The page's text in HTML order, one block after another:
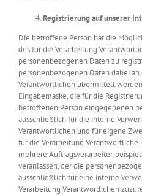
Registrierung auf unserer
Die betroffene Person hat die
des für die Verarbeitung
personenbezogenen Daten zu
personenbezogenen Daten dabei
Verantwortlichen übermittelt
Eingabemaske, die für die
betroffenen Person eingegebenen
ausschließlich für die interne
Verantwortlichen und für eigene
für die Verarbeitung Verantwortliche
mehrere Auftragsverarbeiter,
veranlassen, der die
ausschließlich für eine interne
Verarbeitung Verantwortlichen